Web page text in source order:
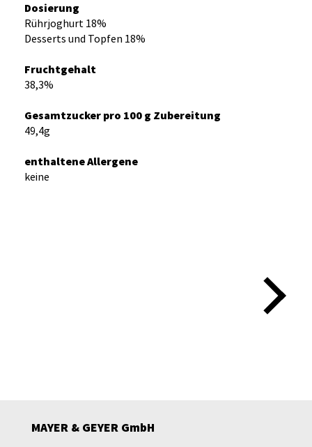
Dosierung
Rührjoghurt 18%
Desserts und Topfen 18%
Fruchtgehalt
38,3%
Gesamtzucker pro 100 g Zubereitung
49,4g
enthaltene Allergene
keine
MAYER & GEYER GmbH